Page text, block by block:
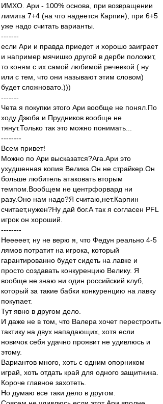
ИМХО. Ари - 100% основа, при возвращении
лимита 7+4 (на что надеется Карпин), при 6+5
уже надо считать варианты.
-------
если Ари и правда приедет и хорошо заиграет
и например мячишко другой в дерби положит,
то коням с их самой любимой речевкой ( ну
или с тем, что они называют этим словом)
будет сложновато.)))
-------
Чета я покупки этого Ари вообще не понял.По
ходу Дзюба и Прудников вообще не
тянут.Только так это можно понимать...
--------
Всем привет!
Можно по Ари высказатся?Ага.Ари это
ухудшенная копия Велика.Он не страйкер.Он
больше любитель атаковать вторым
темпом.Вообщем не центрфорвард ни
разу.Оно нам надо?Я считаю,нет.Карпин
считает,нужен?Ну дай бог.А так я согласен PFL
игрок он хороший.
--------
Нееееет, ну не верю я, что Федун реально 4-5
лямов потратит на игрока, который
гарантированно будет сидеть на лавке и
просто создавать конкуренцию Велику. Я
вообще не знаю ни один российский клуб,
который за такие бабки конкуренцию на лавку
покупает.
Тут явно в другом дело.
И даже не в том, что Валера хочет перестроить
тактику на двух нападающих, хотя если
новичок себя удачно проявит не удивлюсь и
этому.
Вариантов много, хоть с одним опорником
играй, хоть отдать край для одного защитника.
Короче главное захотеть.
Но думаю все таки дело в другом.